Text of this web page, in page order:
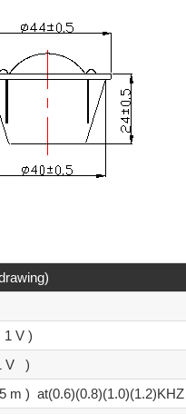
drawing)
V )
V )
) at(0.6)(0.8)(1.0)(1.2)KHZ